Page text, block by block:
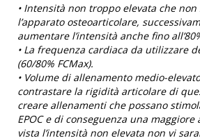
• Intensità non troppo elevata che
l’apparato osteoarticolare,
aumentare l’intensità anche fino
• La frequenza cardiaca da utilizzare
(60/80% FCMax).
• Volume di allenamento medio-
contrastare la rigidità articolare di
creare allenamenti che possano
EPOC e di conseguenza una
vista l’intensità non elevata non vi